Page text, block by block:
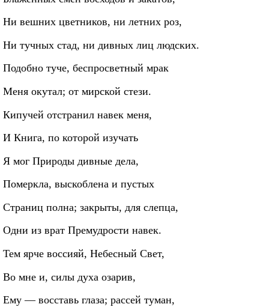
Ни вешних цветников, ни летних роз,
Ни тучных стад, ни дивных лиц людских.
Подобно туче, беспросветный мрак
Меня окутал; от мирской стези.
Кипучей отстранил навек меня,
И Книга, по которой изучать
Я мог Природы дивные дела,
Померкла, выскоблена и пустых
Страниц полна; закрыты, для слепца,
Одни из врат Премудрости навек.
Тем ярче воссияй, Небесный Свет,
Во мне и, силы духа озарив,
Ему — восставь глаза; рассей туман,